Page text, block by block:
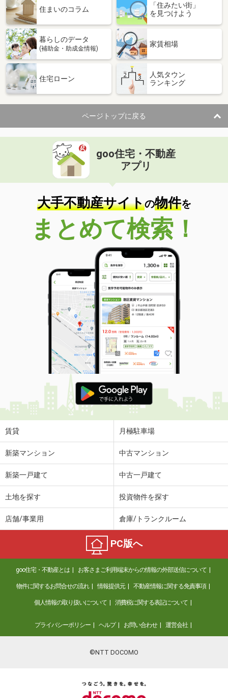
住まいのコラム
「住みたい街」
を見つけよう
暮らしのデータ
(補助金・助成金情報)
家賃相場
住宅ローン
人気タウン
ランキング
ページトップに戻る
goo住宅・不動産
アプリ
大手不動産サイトの物件を
まとめて検索！
賃貸 月極駐車場
新築マンション 中古マンション
新築一戸建て 中古一戸建て
土地を探す 投資物件を探す
店舗/事業用 倉庫/トランクルーム
PC版へ
goo住宅・不動産とは お客さまご利用端末からの情報の外部送信について
物件に関するお問合せの流れ 情報提供元 不動産情報に関する免責事項
個人情報の取り扱いについて 消費税に関する表記について
プライバシーポリシー ヘルプ お問い合わせ 運営会社
©NTT DOCOMO